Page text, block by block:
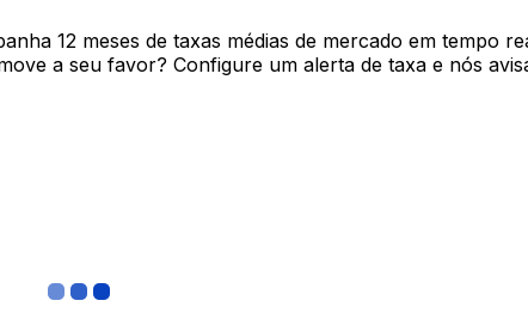
12 meses de taxas médias de mercado em tempo
a seu favor? Configure um alerta de taxa e nós